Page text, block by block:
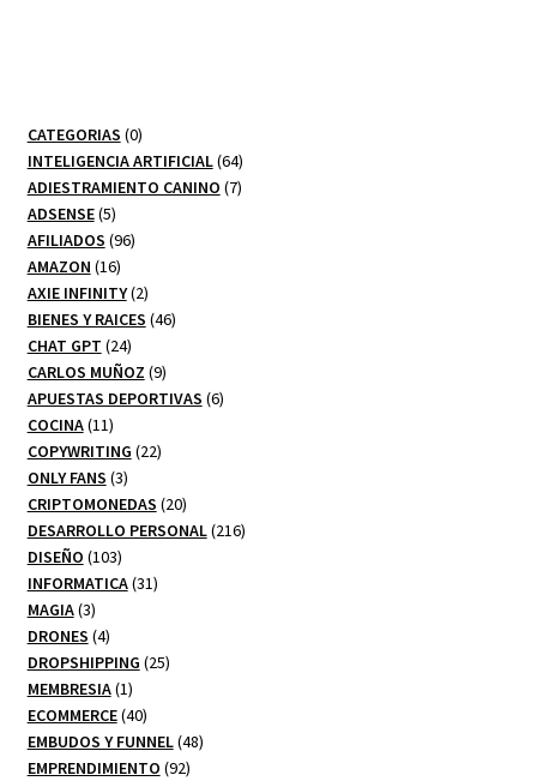
CATEGORIAS 00
productos
INTELIGENCIA ARTIFICIAL 6464
productos
ADIESTRAMIENTO CANINO 77
ADSENSE 55
productos
AFILIADOS 9696
AMAZON 1616
productos
AXIE INFINITY 22
productos
BIENES Y RAICES 4646
CHAT GPT 2424
productos
CARLOS MUÑOZ 99
productos
APUESTAS DEPORTIVAS 66
COCINA 1111
productos
COPYWRITING 2222
ONLY FANS 33
productos
CRIPTOMONEDAS 2020
productos
DESARROLLO PERSONAL 216216
DISEÑO 103103
productos
INFORMATICA 3131
MAGIA 33
productos
DRONES 44
productos
DROPSHIPPING 2525
MEMBRESIA 11
producto
ECOMMERCE 4040
productos
EMBUDOS Y FUNNEL 4848
EMPRENDIMIENTO 9292